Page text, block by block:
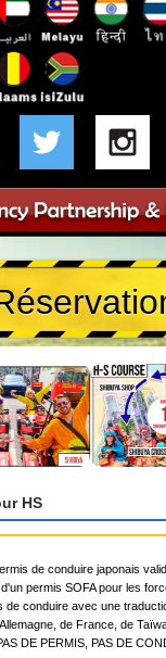
HS
de conduire japonais
permis SOFA pour les
de conduire avec une
de France, de
DE PERMIS, PAS DE